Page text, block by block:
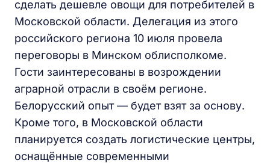
сделать дешевле овощи для потребителей в
Московской области. Делегация из этого
российского региона 10 июля провела
переговоры в Минском облисполкоме.
Гости заинтересованы в возрождении
аграрной отрасли в своём регионе.
Белорусский опыт — будет взят за основу.
Кроме того, в Московской области
планируется создать логистические центры,
оснащённые современными